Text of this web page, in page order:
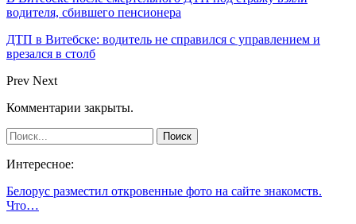
водителя, сбившего пенсионера
ДТП в Витебске: водитель не справился с управлением и
врезался в столб
Prev Next
Комментарии закрыты.
Интересное:
Белорус разместил откровенные фото на сайте знакомств.
Что…